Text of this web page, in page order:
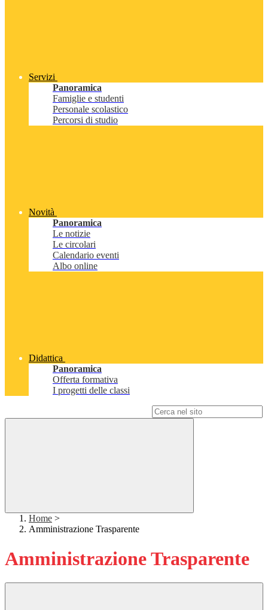
Servizi
Panoramica
Famiglie e studenti
Personale scolastico
Percorsi di studio
Novità
Panoramica
Le notizie
Le circolari
Calendario eventi
Albo online
Didattica
Panoramica
Offerta formativa
I progetti delle classi
Home >
Amministrazione Trasparente
Amministrazione Trasparente